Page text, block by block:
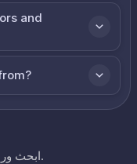
and
ابحث وراقب وعالج بيانات الاعتماد المخترقة في ثوانٍ.